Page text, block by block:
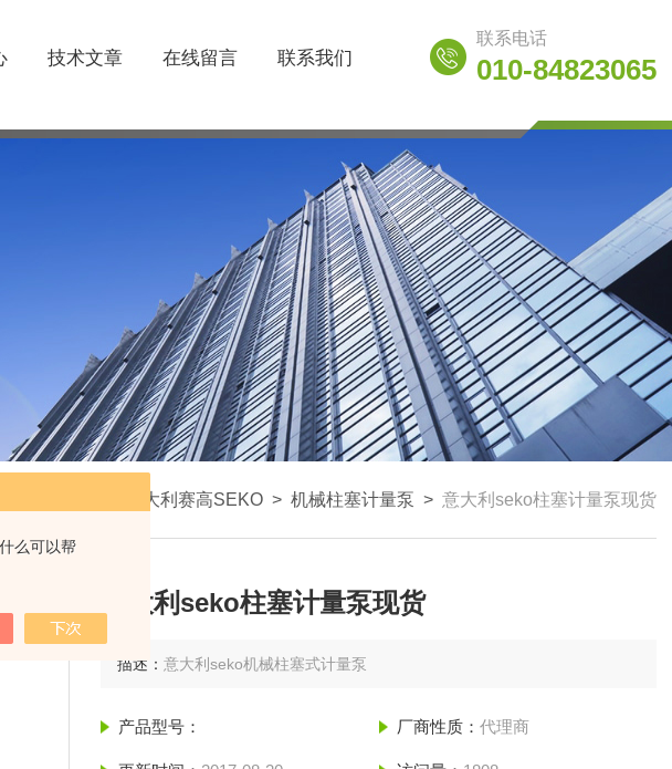
么可以帮
技术文章 在线留言 联系我们
联系电话
010-84823065
意大利赛高SEKO > 机械柱塞计量泵 > 意大利seko柱塞计量泵现货
意大利seko柱塞计量泵现货
描述：意大利seko机械柱塞式计量泵
产品型号： 厂商性质： 代理商